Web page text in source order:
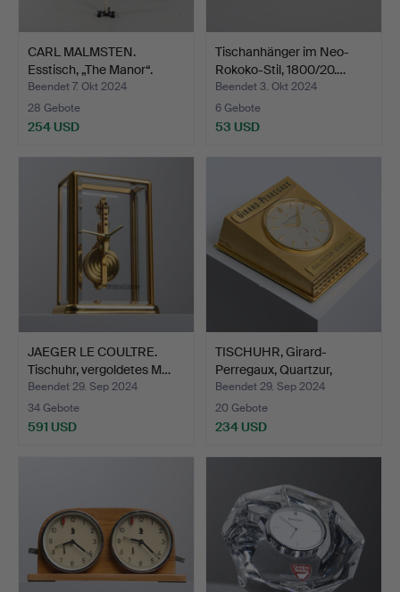
CARL MALMSTEN.
Esstisch, „The Manor“.
Beendet 7. Okt 2024
28 Gebote
254 USD
Tischanhänger im Neo-
Rokoko-Stil, 1800/20.…
Beendet 3. Okt 2024
6 Gebote
53 USD
JAEGER LE COULTRE.
Tischuhr, vergoldetes M…
Beendet 29. Sep 2024
34 Gebote
591 USD
TISCHUHR, Girard-
Perregaux, Quartzur,
Schw…
Beendet 29. Sep 2024
20 Gebote
234 USD